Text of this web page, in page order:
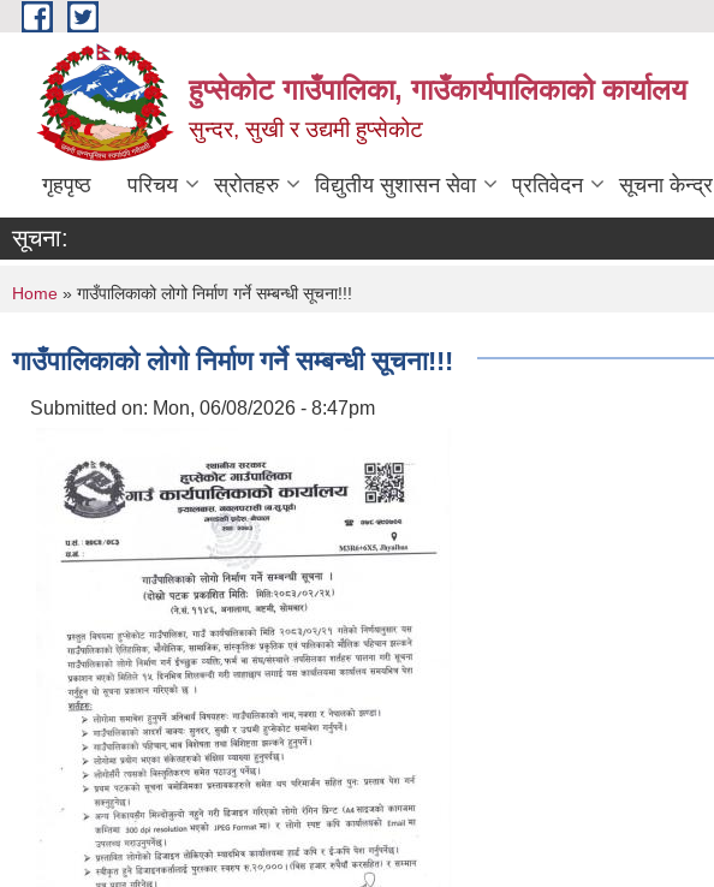
Skip to main content
हुप्सेकोट गाउँपालिका, गाउँकार्यपालिकाको कार्यालय
सुन्दर, सुखी र उद्यमी हुप्सेकोट
गृहपृष्ठ परिचय स्रोतहरु विद्युतीय सुशासन सेवा प्रतिवेदन सूचना केन्द्र
सूचना:
You are here
Home » गाउँपालिकाको लोगो निर्माण गर्ने सम्बन्धी सूचना!!!
गाउँपालिकाको लोगो निर्माण गर्ने सम्बन्धी सूचना!!!
Submitted on: Mon, 06/08/2026 - 8:47pm